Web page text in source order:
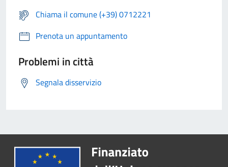
Chiama il comune (+39) 0712221
Prenota un appuntamento
Problemi in città
Segnala disservizio